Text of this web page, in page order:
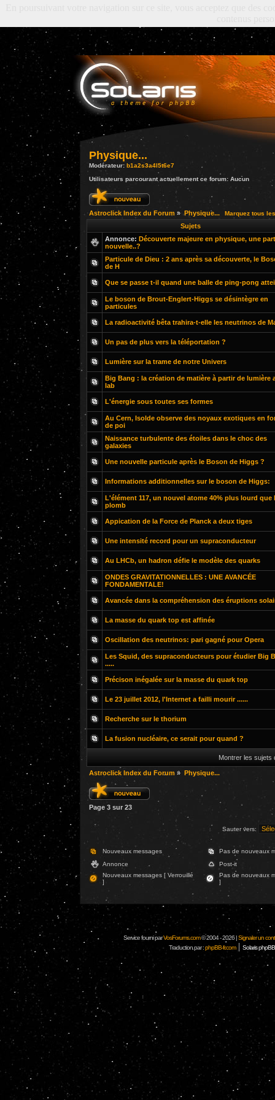
Physique...
Modérateur: b1a2s3a4l5t6e7
Utilisateurs parcourant actuellement ce forum: Aucun
Astroclick Index du Forum » Physique... Marquez tous
Sujets
Annonce: Découverte majeure en physique, une
nouvelle..?
Particule de Dieu : 2 ans après sa découverte, le
de H
Que se passe t-il quand une balle de ping-pong
Le boson de Brout-Englert-Higgs se désintègre en
particules
La radioactivité bêta trahira-t-elle les neutrinos de
Un pas de plus vers la téléportation ?
Lumière sur la trame de notre Univers
Big Bang : la création de matière à partir de lumière
lab
L'énergie sous toutes ses formes
Au Cern, Isolde observe des noyaux exotiques en
de poi
Naissance turbulente des étoiles dans le choc des
galaxies
Une nouvelle particule après le Boson de Higgs ?
Informations additionnelles sur le boson de Higgs:
L'élément 117, un nouvel atome 40% plus lourd que
plomb
Appication de la Force de Planck a deux tiges
Une intensité record pour un supraconducteur
Au LHCb, un hadron défie le modèle des quarks
ONDES GRAVITATIONNELLES : UNE AVANCÉE
FONDAMENTALE!
Avancée dans la compréhension des éruptions
La masse du quark top est affinée
Oscillation des neutrinos: pari gagné pour Opera
Les Squid, des supraconducteurs pour étudier Big
.....
Précison inégalée sur la masse du quark top
Le 23 juillet 2012, l'Internet a failli mourir ......
Recherche sur le thorium
La fusion nucléaire, ce serait pour quand ?
Montrer les sujets
Astroclick Index du Forum » Physique...
Page 3 sur 23
Sauter vers:
Nouveaux messages
Pas de nouveaux
Annonce
Post-it
Nouveaux messages [ Verrouillé
]
Pas de nouveaux
]
Service fourni parVosForums.com© 2004 - 2026 |Signaler un
Traduction par :phpBB-fr.com| Solaris